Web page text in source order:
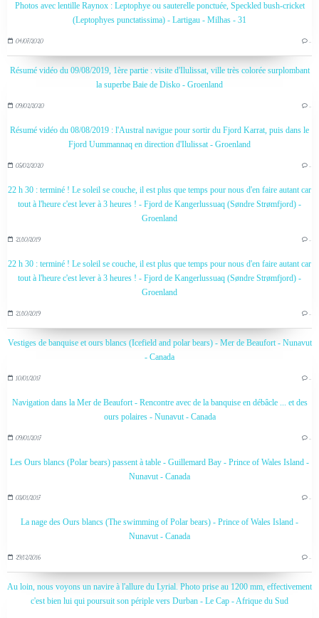
Photos avec lentille Raynox : Leptophye ou sauterelle ponctuée, Speckled bush-cricket
(Leptophyes punctatissima) - Lartigau - Milhas - 31
04/07/2020 …
Résumé vidéo du 09/08/2019, 1ère partie : visite d'Ilulissat, ville très colorée surplombant
la superbe Baie de Disko - Groenland
09/02/2020 …
Résumé vidéo du 08/08/2019 : l'Austral navigue pour sortir du Fjord Karrat, puis dans le
Fjord Uummannaq en direction d'Ilulissat - Groenland
05/02/2020 …
22 h 30 : terminé ! Le soleil se couche, il est plus que temps pour nous d'en faire autant car
tout à l'heure c'est lever à 3 heures ! - Fjord de Kangerlussuaq (Søndre Strømfjord) -
Groenland
21/10/2019 …
22 h 30 : terminé ! Le soleil se couche, il est plus que temps pour nous d'en faire autant car
tout à l'heure c'est lever à 3 heures ! - Fjord de Kangerlussuaq (Søndre Strømfjord) -
Groenland
21/10/2019 …
Vestiges de banquise et ours blancs (Icefield and polar bears) - Mer de Beaufort - Nunavut
- Canada
10/01/2017 …
Navigation dans la Mer de Beaufort - Rencontre avec de la banquise en débâcle ... et des
ours polaires - Nunavut - Canada
09/01/2017 …
Les Ours blancs (Polar bears) passent à table - Guillemard Bay - Prince of Wales Island -
Nunavut - Canada
03/01/2017 …
La nage des Ours blancs (The swimming of Polar bears) - Prince of Wales Island -
Nunavut - Canada
29/12/2016 …
Au loin, nous voyons un navire à l'allure du Lyrial. Photo prise au 1200 mm, effectivement
c'est bien lui qui poursuit son périple vers Durban - Le Cap - Afrique du Sud